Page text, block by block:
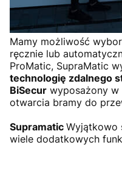
Mamy możliwość
ręcznie lub
ProMatic, SupraMatic
technologię zdalnego
BiSecur wyposażony
otwarcia bramy do
Supramatic Wyjątkowo
wiele dodatkowych